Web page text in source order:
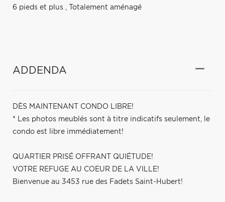
6 pieds et plus , Totalement aménagé
ADDENDA
DÈS MAINTENANT CONDO LIBRE!
* Les photos meublés sont à titre indicatifs seulement, le
condo est libre immédiatement!
QUARTIER PRISÉ OFFRANT QUIÉTUDE!
VOTRE REFUGE AU COEUR DE LA VILLE!
Bienvenue au 3453 rue des Fadets Saint-Hubert!